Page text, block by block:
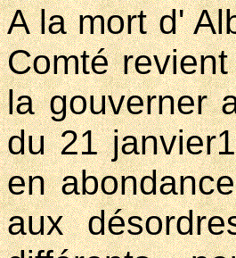
A la mort d'
Comté
la gouverner
du 21
en
aux